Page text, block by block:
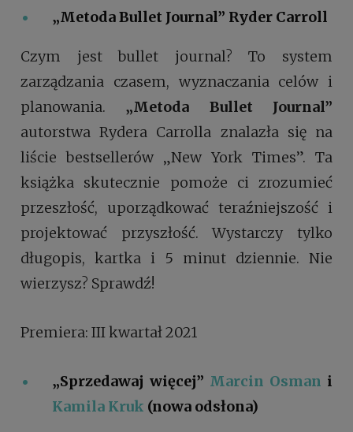
„Metoda Bullet Journal” Ryder Carroll
Czym jest bullet journal? To system
zarządzania czasem, wyznaczania celów i
planowania. „Metoda Bullet Journal”
autorstwa Rydera Carrolla znalazła się na
liście bestsellerów „New York Times”. Ta
książka skutecznie pomoże ci zrozumieć
przeszłość, uporządkować teraźniejszość i
projektować przyszłość. Wystarczy tylko
długopis, kartka i 5 minut dziennie. Nie
wierzysz? Sprawdź!
Premiera: III kwartał 2021
„Sprzedawaj więcej” Marcin Osman i
Kamila Kruk (nowa odsłona)